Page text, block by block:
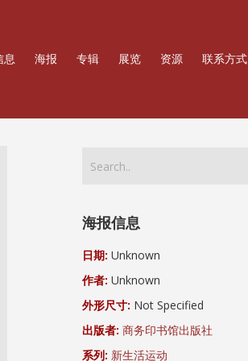
息 海报 专辑 展览 资源 联系方式
海报信息
日期: Unknown
作者: Unknown
外形尺寸: Not Specified
出版者: 商务印书馆出版社
系列: 新生活运动